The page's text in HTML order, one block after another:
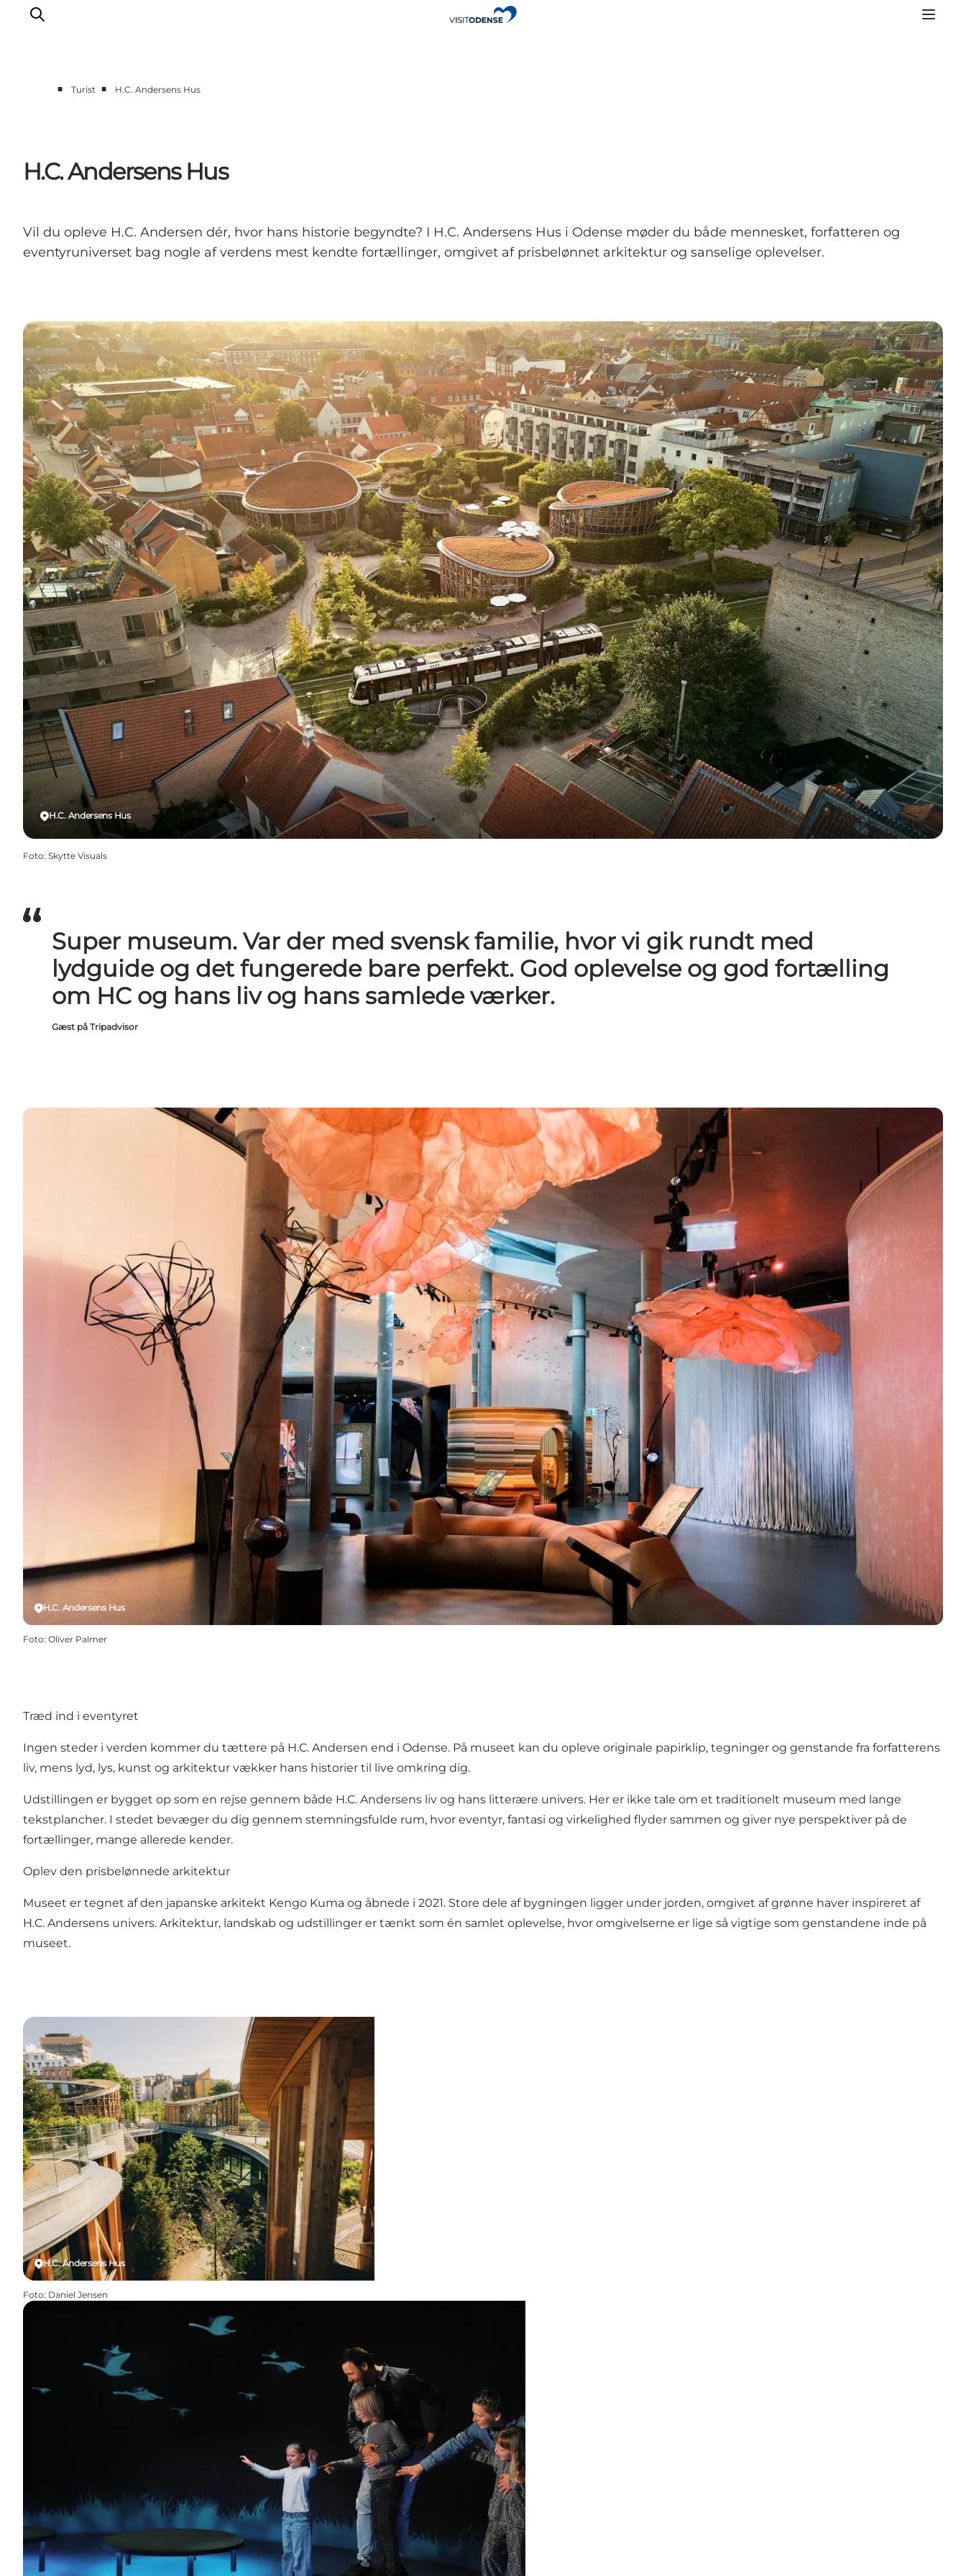
Planlæg din tur
Inspiration
■ Turist ■ H.C. Andersens Hus
H.C. Andersens Hus
Vil du opleve H.C. Andersen dér, hvor hans historie begyndte? I H.C. Andersens Hus i Odense møder du både mennesket, forfatteren og
eventyruniverset bag nogle af verdens mest kendte fortællinger, omgivet af prisbelønnet arkitektur og sanselige oplevelser.
H.C. Andersens Hus
Foto: Skytte Visuals
Super museum. Var der med svensk familie, hvor vi gik rundt med
lydguide og det fungerede bare perfekt. God oplevelse og god fortælling
om HC og hans liv og hans samlede værker.
Gæst på Tripadvisor
H.C. Andersens Hus
Foto: Oliver Palmer
Træd ind i eventyret
Ingen steder i verden kommer du tættere på H.C. Andersen end i Odense. På museet kan du opleve originale papirklip, tegninger og genstande fra forfatterens
liv, mens lyd, lys, kunst og arkitektur vækker hans historier til live omkring dig.
Udstillingen er bygget op som en rejse gennem både H.C. Andersens liv og hans litterære univers. Her er ikke tale om et traditionelt museum med lange
tekstplancher. I stedet bevæger du dig gennem stemningsfulde rum, hvor eventyr, fantasi og virkelighed flyder sammen og giver nye perspektiver på de
fortællinger, mange allerede kender.
Oplev den prisbelønnede arkitektur
Museet er tegnet af den japanske arkitekt Kengo Kuma og åbnede i 2021. Store dele af bygningen ligger under jorden, omgivet af grønne haver inspireret af
H.C. Andersens univers. Arkitektur, landskab og udstillinger er tænkt som én samlet oplevelse, hvor omgivelserne er lige så vigtige som genstandene inde på
museet.
H.C. Andersens Hus
Foto: Daniel Jensen